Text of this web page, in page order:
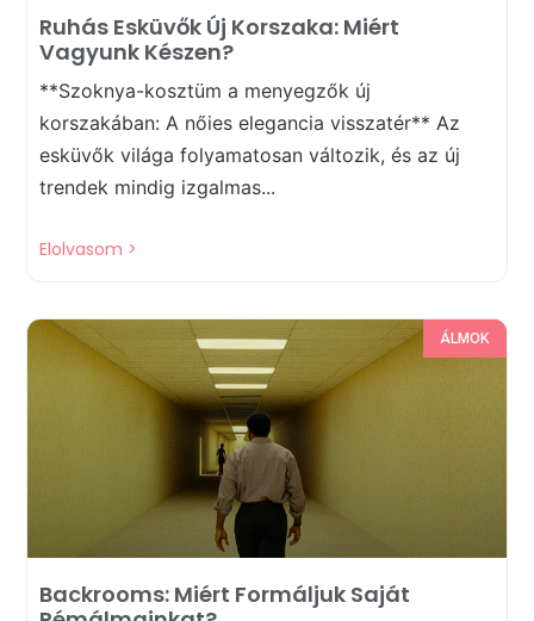
Ruhás Esküvők Új Korszaka: Miért
Vagyunk Készen?
**Szoknya-kosztüm a menyegzők új
korszakában: A nőies elegancia visszatér** Az
esküvők világa folyamatosan változik, és az új
trendek mindig izgalmas...
Elolvasom >
ÁLMOK
Backrooms: Miért Formáljuk Saját